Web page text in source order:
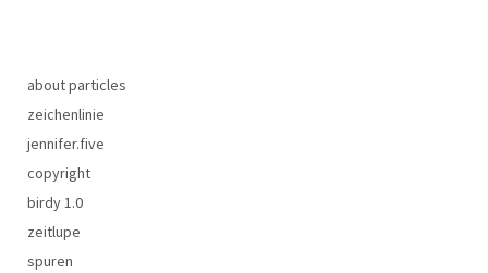
about particles
zeichenlinie
jennifer.five
copyright
birdy 1.0
zeitlupe
spuren